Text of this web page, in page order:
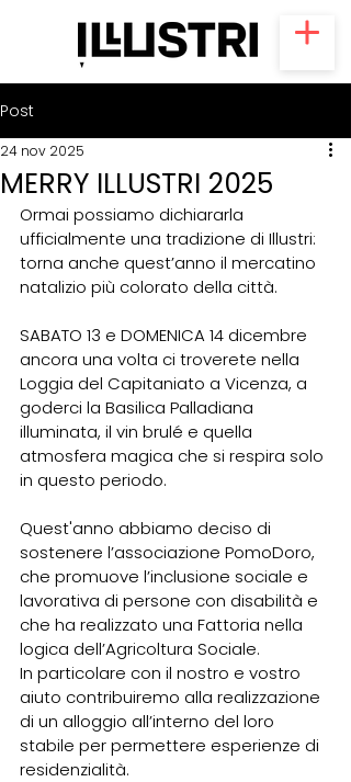
Post
MERRY ILLUSTRI 2025
24 nov 2025
Ormai possiamo dichiararla
ufficialmente una tradizione di Illustri:
torna anche quest’anno il mercatino
natalizio più colorato della città.
SABATO 13 e DOMENICA 14 dicembre
ancora una volta ci troverete nella
Loggia del Capitaniato a Vicenza, a
goderci la Basilica Palladiana
illuminata, il vin brulé e quella
atmosfera magica che si respira solo
in questo periodo.
Quest'anno abbiamo deciso di
sostenere l’associazione PomoDoro,
che promuove l’inclusione sociale e
lavorativa di persone con disabilità e
che ha realizzato una Fattoria nella
logica dell’Agricoltura Sociale.
In particolare con il nostro e vostro
aiuto contribuiremo alla realizzazione
di un alloggio all’interno del loro
stabile per permettere esperienze di
residenzialità.